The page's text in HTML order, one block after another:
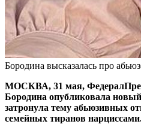
Бородина высказалась про
МОСКВА, 31 мая,
Бородина опубликовала
затронула тему абьюзивных
семейных тиранов